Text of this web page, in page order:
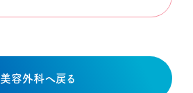
美容外科へ戻る